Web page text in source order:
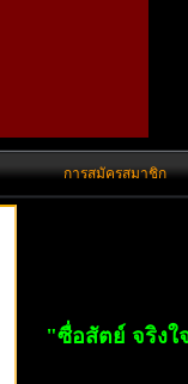
การสมัครสมาชิก
"ซื่อสัตย์ จริงใ